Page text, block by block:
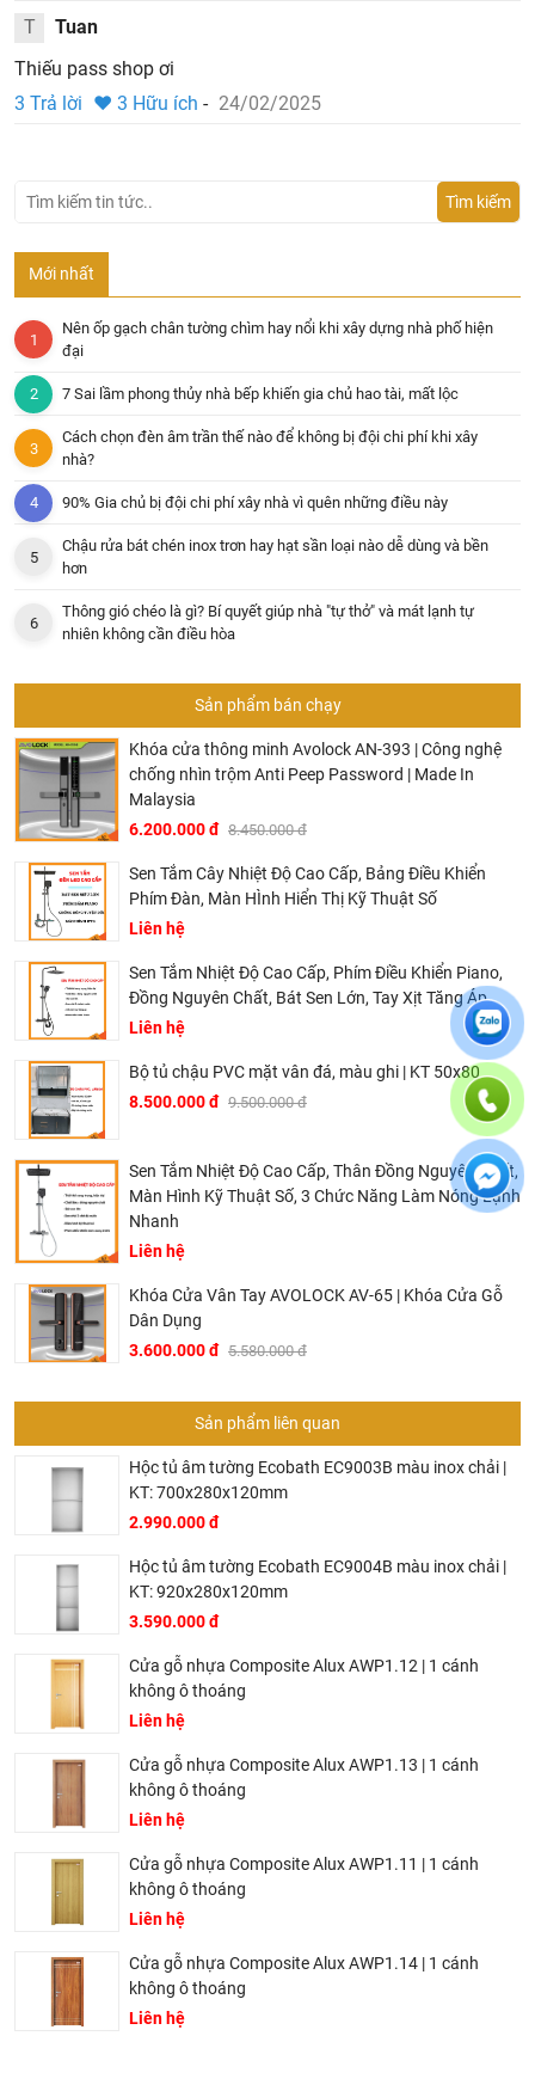
T
Tuan
Thiếu pass shop ơi
3 Trả lời ♥ 3 Hữu ích - 24/02/2025
Tìm kiếm
Mới nhất
Nên ốp gạch chân tường chìm hay nổi khi xây dựng nhà phố hiện
đại
7 Sai lầm phong thủy nhà bếp khiến gia chủ hao tài, mất lộc
Cách chọn đèn âm trần thế nào để không bị đội chi phí khi xây
nhà?
90% Gia chủ bị đội chi phí xây nhà vì quên những điều này
Chậu rửa bát chén inox trơn hay hạt sần loại nào dễ dùng và bền
hơn
Thông gió chéo là gì? Bí quyết giúp nhà "tự thở" và mát lạnh tự
nhiên không cần điều hòa
Sản phẩm bán chạy
Khóa cửa thông minh Avolock AN-393 | Công nghệ
chống nhìn trộm Anti Peep Password | Made In
Malaysia
6.200.000 đ 8.450.000 đ
Sen Tắm Cây Nhiệt Độ Cao Cấp, Bảng Điều Khiển
Phím Đàn, Màn HÌnh Hiển Thị Kỹ Thuật Số
Liên hệ
Sen Tắm Nhiệt Độ Cao Cấp, Phím Điều Khiển Piano,
Đồng Nguyên Chất, Bát Sen Lớn, Tay Xịt Tăng Áp
Liên hệ
Bộ tủ chậu PVC mặt vân đá, màu ghi | KT 50x80
8.500.000 đ 9.500.000 đ
Sen Tắm Nhiệt Độ Cao Cấp, Thân Đồng Nguyên Chất,
Màn Hình Kỹ Thuật Số, 3 Chức Năng Làm Nóng Lạnh
Nhanh
Liên hệ
Khóa Cửa Vân Tay AVOLOCK AV-65 | Khóa Cửa Gỗ
Dân Dụng
3.600.000 đ 5.580.000 đ
Sản phẩm liên quan
Hộc tủ âm tường Ecobath EC9003B màu inox chải |
KT: 700x280x120mm
2.990.000 đ
Hộc tủ âm tường Ecobath EC9004B màu inox chải |
KT: 920x280x120mm
3.590.000 đ
Cửa gỗ nhựa Composite Alux AWP1.12 | 1 cánh
không ô thoáng
Liên hệ
Cửa gỗ nhựa Composite Alux AWP1.13 | 1 cánh
không ô thoáng
Liên hệ
Cửa gỗ nhựa Composite Alux AWP1.11 | 1 cánh
không ô thoáng
Liên hệ
Cửa gỗ nhựa Composite Alux AWP1.14 | 1 cánh
không ô thoáng
Liên hệ